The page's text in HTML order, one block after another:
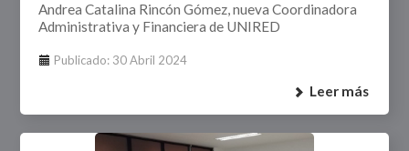
Andrea Catalina Rincón Gómez, nueva Coordinadora
Administrativa y Financiera de UNIRED
Publicado: 30 Abril 2024
Leer más